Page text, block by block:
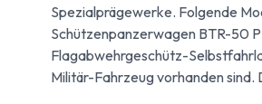
Spezialprägewerke. Folgende
Schützenpanzerwagen BTR-50
Flagabwehrgeschütz-
Militär-Fahrzeug vorhanden sind.